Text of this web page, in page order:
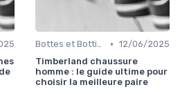
Bottes et Bottines • 12/06/2025
Timberland chaussure
homme : le guide ultime pour
choisir la meilleure paire